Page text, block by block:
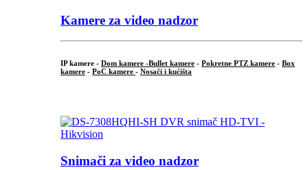
Kamere za video nadzor
IP kamere - Dom kamere -Bullet kamere - Pokretne PTZ kamere - Box
kamere - PoC kamere - Nosači i kućišta
Snimači za video nadzor